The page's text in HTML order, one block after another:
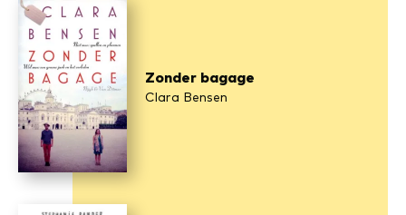
Zonder bagage
Clara Bensen